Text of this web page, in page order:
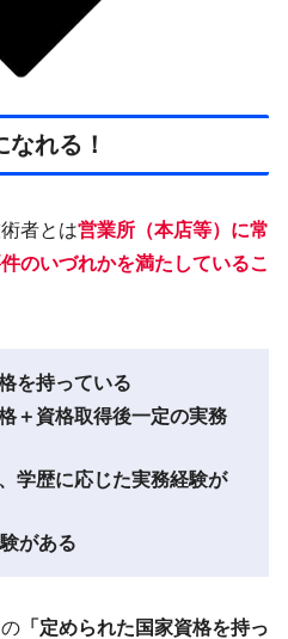
れる！
者とは営業所（本店等）に常
のいづれかを満たしているこ
を持っている
＋資格取得後一定の実務
学歴に応じた実務経験が
がある
「 定められた国家資格を持っ